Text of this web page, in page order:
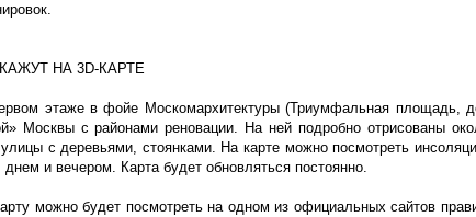
НА 3D-КАРТЕ
этаже в фойе Москомархитектуры (Триумфальная площадь,
Москвы с районами реновации. На ней подробно отрисованы
с деревьями, стоянками. На карте можно посмотреть
и вечером. Карта будет обновляться постоянно.
можно будет посмотреть на одном из официальных сайтов